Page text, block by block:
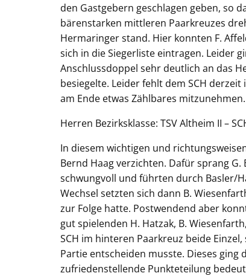
den Gastgebern geschlagen geben, so
bärenstarken mittleren Paarkreuzes
Hermaringer stand. Hier konnten F.
sich in die Siegerliste eintragen. Leider
Anschlussdoppel sehr deutlich an das
besiegelte. Leider fehlt dem SCH
am Ende etwas Zählbares mitzunehmen.
Herren Bezirksklasse: TSV Altheim II –
In diesem wichtigen und
Bernd Haag verzichten. Dafür sprang
schwungvoll und führten durch Basler/
Wechsel setzten sich dann B.
zur Folge hatte. Postwendend aber
gut spielenden H. Hatzak, B.
SCH im hinteren Paarkreuz beide
Partie entscheiden musste. Dieses ging
zufriedenstellende Punkteteilung